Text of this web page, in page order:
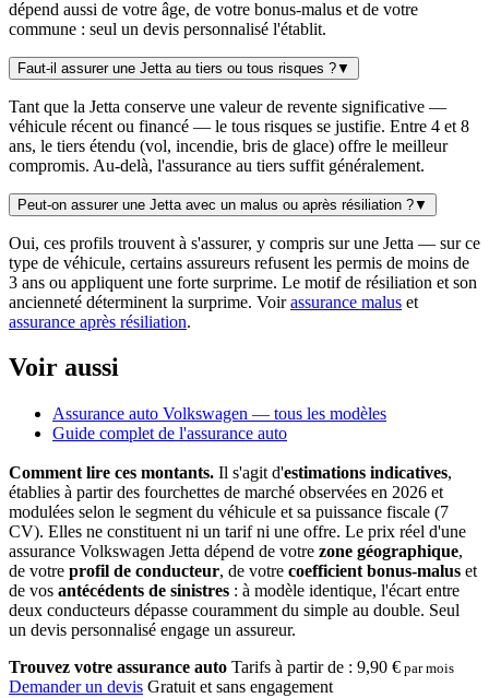
dépend aussi de votre âge, de votre bonus-malus et de votre
commune : seul un devis personnalisé l'établit.
Faut-il assurer une Jetta au tiers ou tous risques ?▼
Tant que la Jetta conserve une valeur de revente significative —
véhicule récent ou financé — le tous risques se justifie. Entre 4 et 8
ans, le tiers étendu (vol, incendie, bris de glace) offre le meilleur
compromis. Au-delà, l'assurance au tiers suffit généralement.
Peut-on assurer une Jetta avec un malus ou après résiliation ?▼
Oui, ces profils trouvent à s'assurer, y compris sur une Jetta — sur ce
type de véhicule, certains assureurs refusent les permis de moins de
3 ans ou appliquent une forte surprime. Le motif de résiliation et son
ancienneté déterminent la surprime. Voirassurance malus et
assurance après résiliation.
Voir aussi
Assurance auto Volkswagen — tous les modèles
Guide complet de l'assurance auto
Comment lire ces montants. Il s'agit d'estimations indicatives,
établies à partir des fourchettes de marché observées en 2026 et
modulées selon le segment du véhicule et sa puissance fiscale (7
CV). Elles ne constituent ni un tarif ni une offre. Le prix réel d'une
assurance Volkswagen Jetta dépend de votre zone géographique,
de votre profil de conducteur, de votre coefficient bonus-malus et
de vos antécédents de sinistres : à modèle identique, l'écart entre
deux conducteurs dépasse couramment du simple au double. Seul
un devis personnalisé engage un assureur.
Trouvez votre assurance auto Tarifs à partir de : 9,90 € par mois
Demander un devis Gratuit et sans engagement